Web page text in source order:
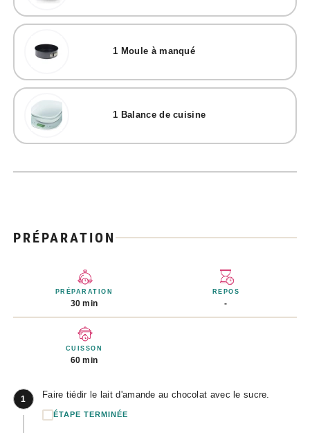
1 Moule à manqué
1 Balance de cuisine
PRÉPARATION
PRÉPARATION
30 min
REPOS
-
CUISSON
60 min
1 Faire tiédir le lait d'amande au chocolat avec le sucre.
ÉTAPE TERMINÉE